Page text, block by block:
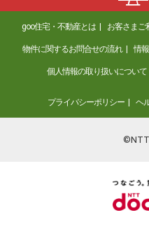
goo住宅・不動産とは お客さまご
物件に関するお問合せの流れ 情
個人情報の取り扱いについて
プライバシーポリシー ヘ
©NTT